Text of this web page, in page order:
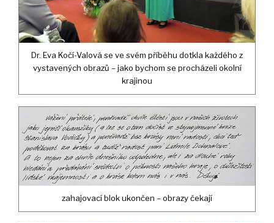
Dr. Eva Kočí-Valová se ve svém příběhu dotkla každého z
vystavených obrazů – jako bychom se procházeli okolní
krajinou
zahajovací blok ukončen – obrazy čekají